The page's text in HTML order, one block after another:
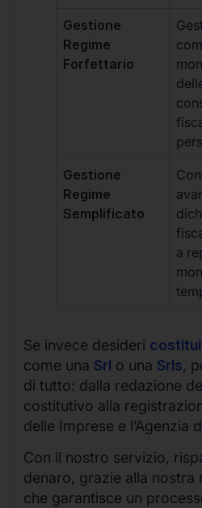
Gestione
Regime
Forfettario
Gestione
Regime
Semplificato
a
Se invece desideri
come una Srl o una Srls,
di tutto: dalla redazione
costitutivo alla
delle Imprese e l’Agenzia
Con il nostro servizio,
denaro, grazie alla nostra
che garantisce un